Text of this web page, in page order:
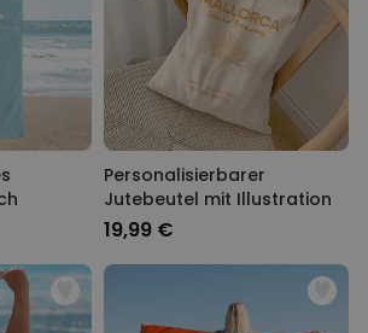
Personalisierbarer
Jutebeutel mit Illustration
19,99 €